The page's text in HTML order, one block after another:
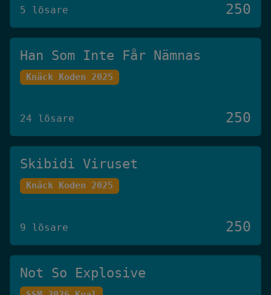
5 lösare 250
Han Som Inte Får Nämnas
Knäck Koden 2025
24 lösare 250
Skibidi Viruset
Knäck Koden 2025
9 lösare 250
Not So Explosive